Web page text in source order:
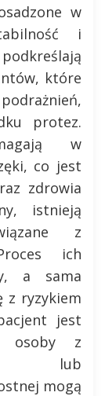
w
i
które
protez.
w
co jest
zdrowia
istnieją
z
ich
a sama
z ryzykiem
jest
osoby z
lub
mogą